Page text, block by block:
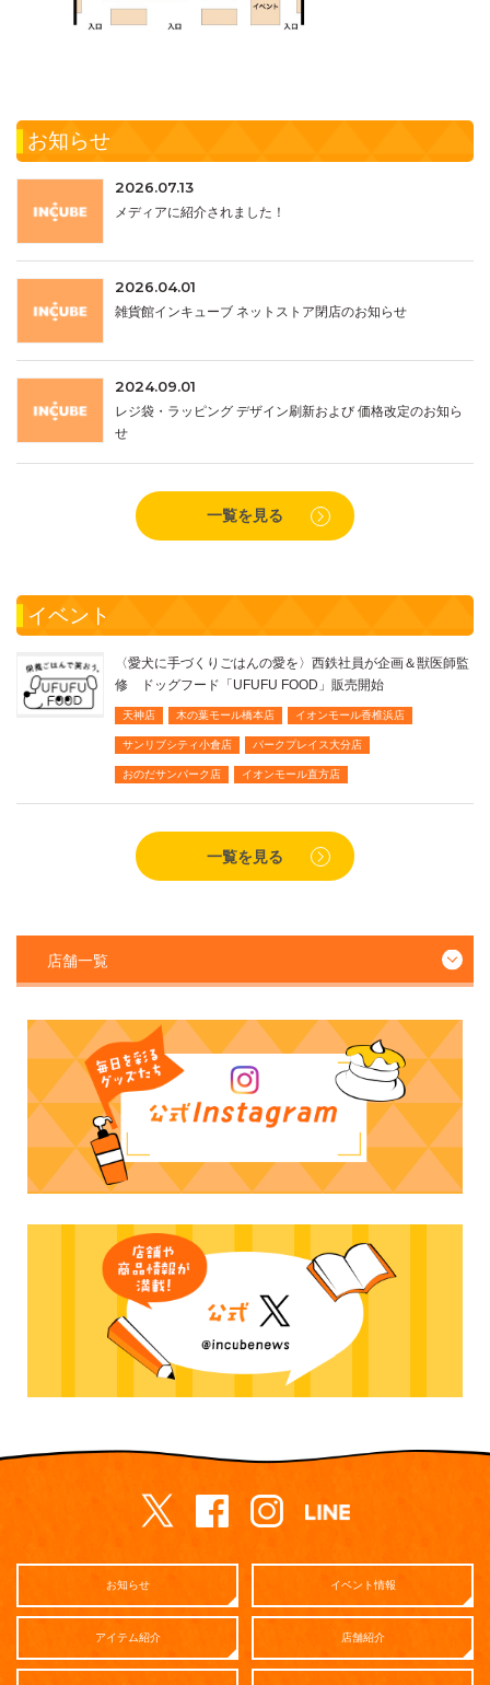
お知らせ
2026.07.13
メディアに紹介されました！
2026.04.01
雑貨館インキューブ ネットストア閉店のお知らせ
2024.09.01
レジ袋・ラッピング デザイン刷新および 価格改定のお知ら
せ
一覧を見る
イベント
〈愛犬に手づくりごはんの愛を〉西鉄社員が企画＆獣医師監
修 ドッグフード「UFUFU FOOD」販売開始
天神店 木の葉モール橋本店 イオンモール香椎浜店
サンリブシティ小倉店 パークプレイス大分店
おのだサンパーク店 イオンモール直方店
一覧を見る
店舗一覧
お知らせ イベント情報
アイテム紹介 店舗紹介